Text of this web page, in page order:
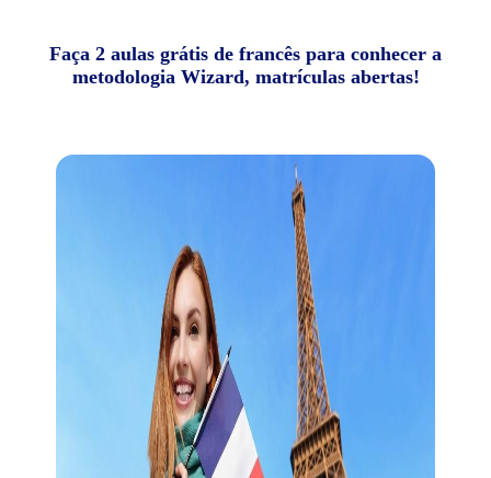
Faça 2 aulas grátis de francês para conhecer a
metodologia Wizard, matrículas abertas!